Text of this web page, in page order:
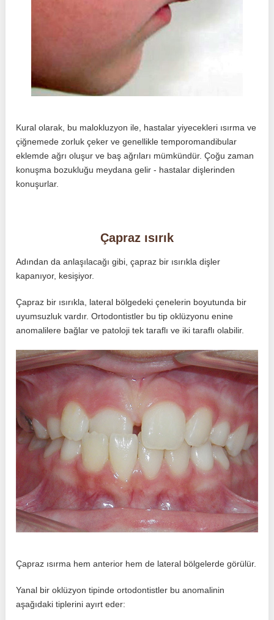
Kural olarak, bu malokluzyon ile, hastalar yiyecekleri ısırma ve
çiğnemede zorluk çeker ve genellikle temporomandibular
eklemde ağrı oluşur ve baş ağrıları mümkündür. Çoğu zaman
konuşma bozukluğu meydana gelir - hastalar dişlerinden
konuşurlar.
Çapraz ısırık
Adından da anlaşılacağı gibi, çapraz bir ısırıkla dişler
kapanıyor, kesişiyor.
Çapraz bir ısırıkla, lateral bölgedeki çenelerin boyutunda bir
uyumsuzluk vardır. Ortodontistler bu tip oklüzyonu enine
anomalilere bağlar ve patoloji tek taraflı ve iki taraflı olabilir.
Çapraz ısırma hem anterior hem de lateral bölgelerde görülür.
Yanal bir oklüzyon tipinde ortodontistler bu anomalinin
aşağıdaki tiplerini ayırt eder: